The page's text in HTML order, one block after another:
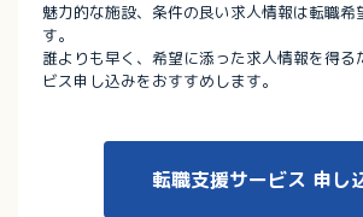
魅力的な施設、条件の良い求人情報は転職希
す。
誰よりも早く、希望に添った求人情報を得る
ビス申し込みをおすすめします。
転職支援サービス 申し